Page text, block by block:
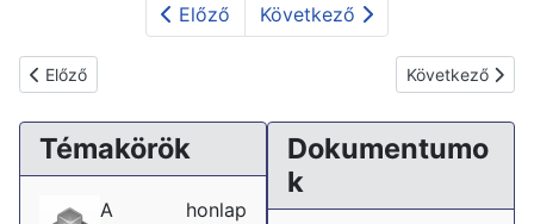
Előző Következő
Előző cikk: A tanulók eltérő képességeihez való alkalmazkodás
Előző Következő
Következő
Témakörök
A honlap
Dokumentumo
k